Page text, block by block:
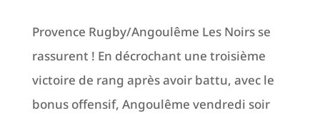
Provence Rugby/Angoulême Les Noirs se
rassurent ! En décrochant une troisième
victoire de rang après avoir battu, avec le
bonus offensif, Angoulême vendredi soir